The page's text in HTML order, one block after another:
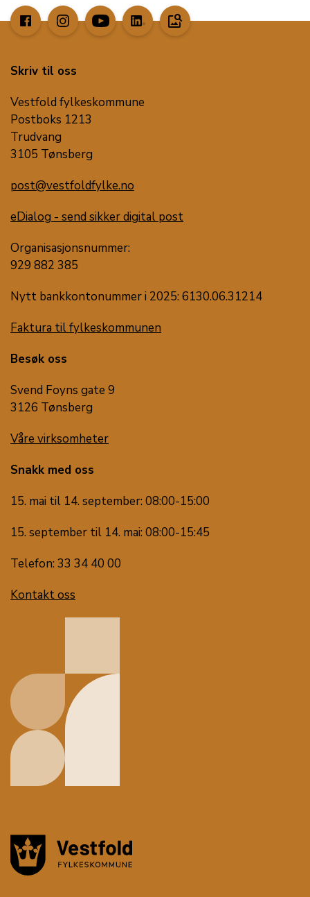
image_search
Skriv til oss
Vestfold fylkeskommune
Postboks 1213
Trudvang
3105 Tønsberg
post@vestfoldfylke.no
eDialog - send sikker digital post
Organisasjonsnummer:
929 882 385
Nytt bankkontonummer i 2025: 6130.06.31214
Faktura til fylkeskommunen
Besøk oss
Svend Foyns gate 9
3126 Tønsberg
Våre virksomheter
Snakk med oss
15. mai til 14. september: 08:00-15:00
15. september til 14. mai: 08:00-15:45
Telefon: 33 34 40 00
Kontakt oss